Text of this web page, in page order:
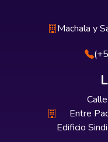
Machala y
Entre
Edificio